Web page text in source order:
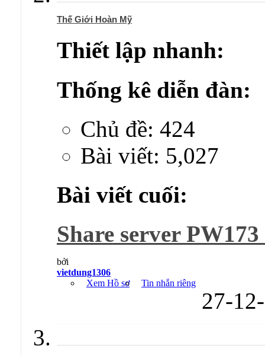
Thế Giới Hoàn Mỹ
Thiết lập nhanh:
Thống kê diễn đàn:
Chủ đề: 424
Bài viết: 5,027
Bài viết cuối:
Share server
bởi
vietdung1306
Xem Hồ sơ
Tin nhắn riêng
27-